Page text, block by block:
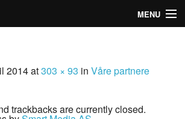
MENU
2014at303 × 93 in Våre partnere
trackbacks are currently closed.